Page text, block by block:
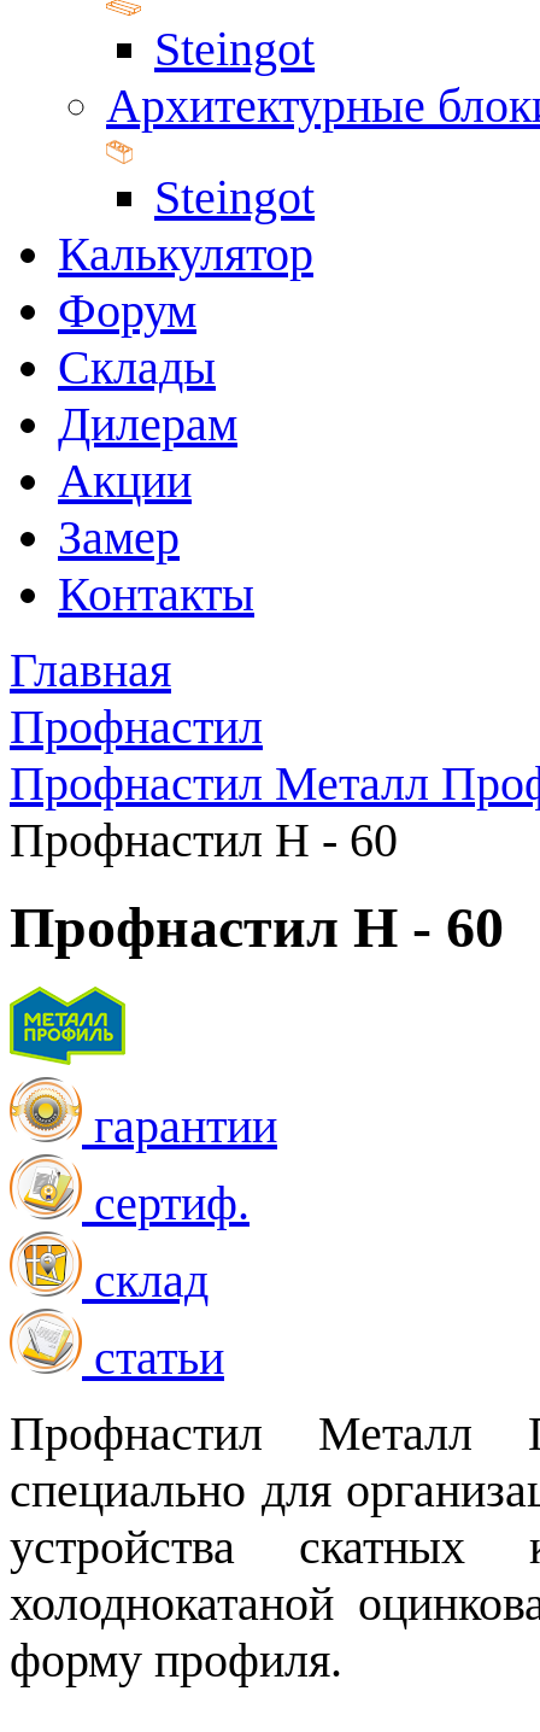
Steingot
Архитектурные
Steingot
Калькулятор
Форум
Склады
Дилерам
Акции
Замер
Контакты
Главная
Профнастил
Профнастил Металл
Профнастил H - 60
Профнастил H - 60
гарантии
сертиф.
склад
статьи
Профнастил Металл
специально для
устройства
холоднокатаной
форму профиля.